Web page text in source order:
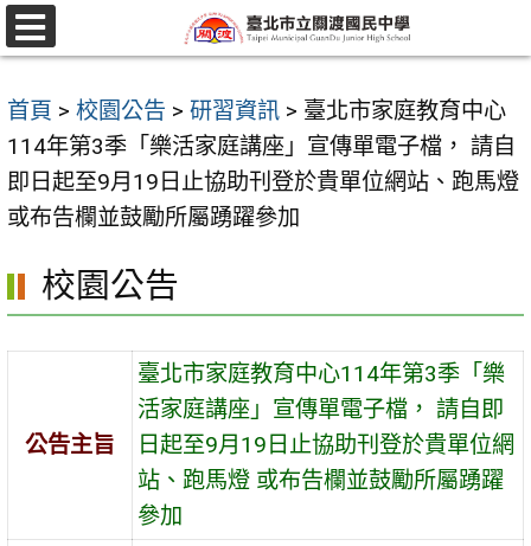
跳
至
要
內
容
區
選
單
首頁 > 校園公告 > 研習資訊 > 臺北市家庭教育中心
114年第3季「樂活家庭講座」宣傳單電子檔， 請自
即日起至9月19日止協助刊登於貴單位網站、跑馬燈
或布告欄並鼓勵所屬踴躍參加
校園公告
公告主旨
臺北市家庭教育中心114年第3季「樂
活家庭講座」宣傳單電子檔， 請自即
日起至9月19日止協助刊登於貴單位網
站、跑馬燈 或布告欄並鼓勵所屬踴躍
參加